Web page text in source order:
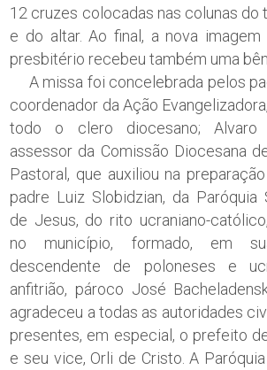
12 cruzes colocadas nas colunas do
e do altar. Ao final, a nova
presbitério recebeu também uma
A missa foi concelebrada pelos
coordenador da Ação
todo o clero diocesano; Alvaro
assessor da Comissão Diocesana
Pastoral, que auxiliou na
padre Luiz Slobidzian, da Paróquia
de Jesus, do rito ucraniano-
no município, formado, em
descendente de poloneses e
anfitrião, pároco José
agradeceu a todas as autoridades
presentes, em especial, o prefeito
e seu vice, Orli de Cristo. A